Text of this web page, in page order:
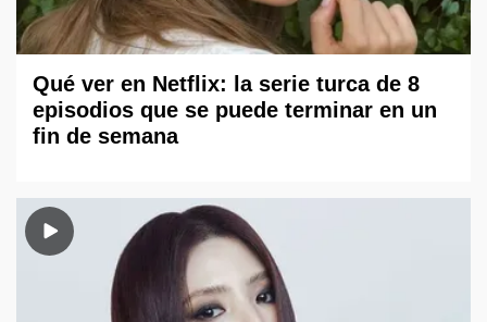
Qué ver en Netflix: la serie turca de 8
episodios que se puede terminar en un
fin de semana